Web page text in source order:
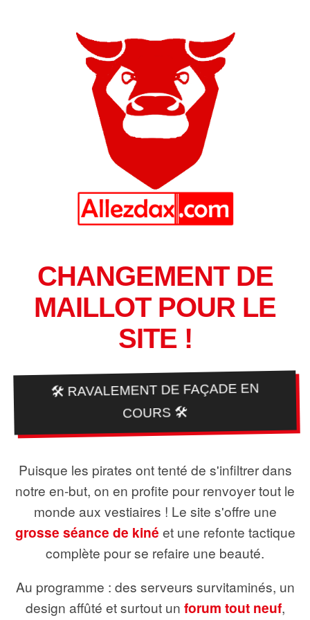
CHANGEMENT DE
MAILLOT POUR LE
SITE !
🛠️ RAVALEMENT DE FAÇADE EN
COURS 🛠️
Puisque les pirates ont tenté de s'infiltrer dans
notre en-but, on en profite pour renvoyer tout le
monde aux vestiaires ! Le site s'offre une
grosse séance de kiné et une refonte tactique
complète pour se refaire une beauté.
Au programme : des serveurs survitaminés, un
design affûté et surtout un forum tout neuf,